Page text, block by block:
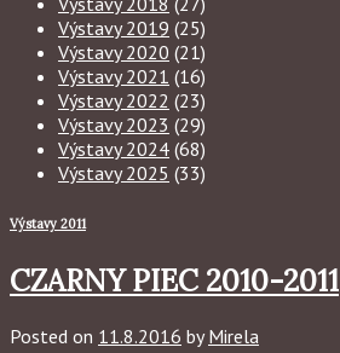
Výstavy 2019 (25)
Výstavy 2020 (21)
Výstavy 2021 (16)
Výstavy 2022 (23)
Výstavy 2023 (29)
Výstavy 2024 (68)
Výstavy 2025 (33)
Výstavy 2011
CZARNY PIEC 2010-2011
Posted on 11.8.2016 byMirela